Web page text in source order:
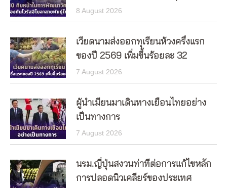
8 August 2026
เวียดนามส่งออกทุเรียนห้วงครึ่งแรก
ของปี 2569 เพิ่มขึ้นร้อยละ 32
7 August 2026
ผู้นำเมียนมาเดินทางเยือนไทยอย่าง
เป็นทางการ
7 August 2026
นรม.ญี่ปุ่นสงวนท่าทีต่อการแก้ไขหลัก
การปลอดนิวเคลียร์ของประเทศ